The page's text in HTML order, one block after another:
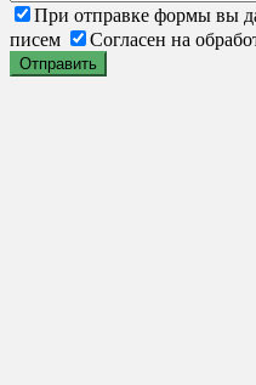
При отправке формы вы
писем
Согласен на